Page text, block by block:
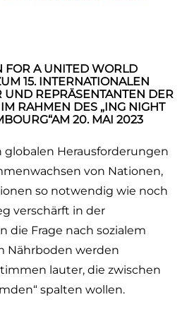
FOR A UNITED WORLD
15. INTERNATIONALEN
UND REPRÄSENTANTEN DER
RAHMEN DES „ING NIGHT
20. MAI 2023
Herausforderungen
von Nationen,
so notwendig wie noch
verschärft in der
die Frage nach sozialem
Nährboden werden
lauter, die zwischen
spalten wollen.